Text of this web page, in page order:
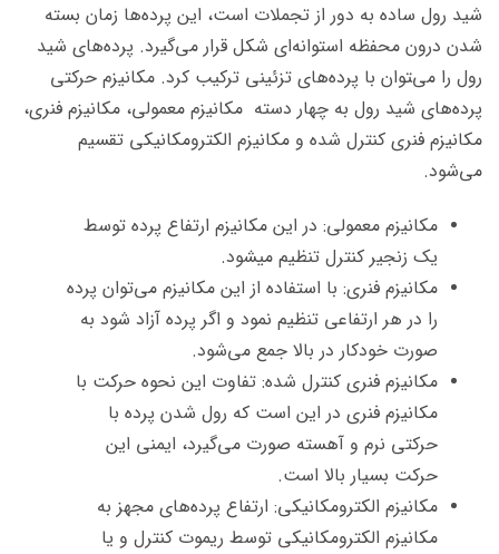
شید رول ساده به دور از تجملات است، این پرده‌ها زمان بسته
شدن درون محفظه استوانه‌ای شکل قرار می‌گیرد. پرده‌های شید
رول را می‌‍توان با پرده‌های تزئینی ترکیب کرد. مکانیزم حرکتی
پرده‌های شید رول به چهار دسته مکانیزم معمولی، مکانیزم فنری،
مکانیزم فنری کنترل شده و مکانیزم الکترومکانیکی تقسیم
می‌شود.
مکانیزم معمولی: در این مکانیزم ارتفاع پرده توسط
یک زنجیر کنترل تنظیم میشود.
مکانیزم فنری: با استفاده از این مکانیزم می‌توان پرده
را در هر ارتفاعی تنظیم نمود و اگر پرده آزاد شود به
صورت خودکار در بالا جمع می‌شود.
مکانیزم فنری کنترل شده: تفاوت این نحوه حرکت با
مکانیزم فنری در این است که رول شدن پرده با
حرکتی نرم و آهسته صورت می‌گیرد، ایمنی این
حرکت بسیار بالا است.
مکانیزم الکترومکانیکی: ارتفاع پرده‌های مجهز به
مکانیزم الکترومکانیکی توسط ریموت کنترل و یا